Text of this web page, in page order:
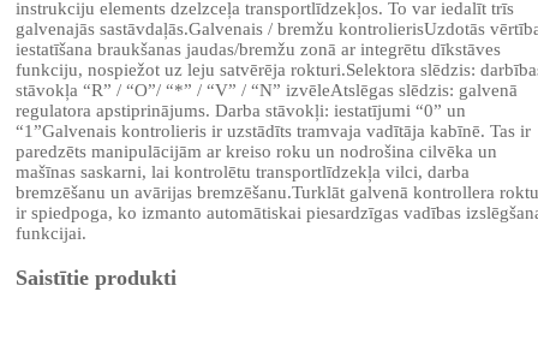
instrukciju elements dzelzceļa transportlīdzekļos. To var iedalīt trīs
galvenajās sastāvdaļās.Galvenais / bremžu kontrolierisUzdotās
iestatīšana braukšanas jaudas/bremžu zonā ar integrētu dīkstāves
funkciju, nospiežot uz leju satvērēja rokturi.Selektora slēdzis:
stāvokļa “R” / “O”/ “*” / “V” / “N” izvēleAtslēgas slēdzis: galvenā
regulatora apstiprinājums. Darba stāvokļi: iestatījumi “0” un
“1”Galvenais kontrolieris ir uzstādīts tramvaja vadītāja kabīnē. Tas ir
paredzēts manipulācijām ar kreiso roku un nodrošina cilvēka un
mašīnas saskarni, lai kontrolētu transportlīdzekļa vilci, darba
bremzēšanu un avārijas bremzēšanu.Turklāt galvenā kontrollera
ir spiedpoga, ko izmanto automātiskai piesardzīgas vadības
funkcijai.
Saistītie produkti